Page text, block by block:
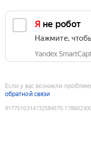
Я не робот
Нажмите,
Yandex
Если у вас возникли
обратной связи
9177510314732584575: